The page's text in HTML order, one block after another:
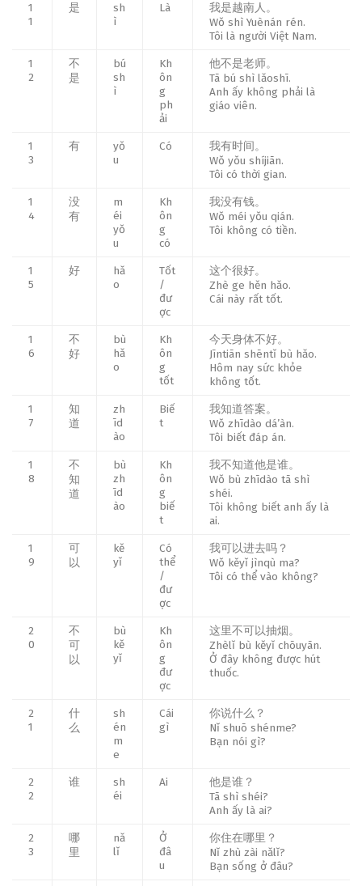
1
1
是
sh
ì
Là
我是越南人。
Wǒ shì Yuènán rén.
Tôi là người Việt Nam.
1
2
不
是
bú
sh
ì
Kh
ôn
g
ph
ải
他不是老师。
Tā bú shì lǎoshī.
Anh ấy không phải là
giáo viên.
1
3
有
yǒ
u
Có
我有时间。
Wǒ yǒu shíjiān.
Tôi có thời gian.
1
4
没
有
m
éi
yǒ
u
Kh
ôn
g
có
我没有钱。
Wǒ méi yǒu qián.
Tôi không có tiền.
1
5
好
hǎ
o
Tốt
/
đư
ợc
这个很好。
Zhè ge hěn hǎo.
Cái này rất tốt.
1
6
不
好
bù
hǎ
o
Kh
ôn
g
tốt
今天身体不好。
Jīntiān shēntǐ bù hǎo.
Hôm nay sức khỏe
không tốt.
1
7
知
道
zh
īd
ào
Biế
t
我知道答案。
Wǒ zhīdào dá’àn.
Tôi biết đáp án.
1
8
不
知
道
bù
zh
īd
ào
Kh
ôn
g
biế
t
我不知道他是谁。
Wǒ bù zhīdào tā shì
shéi.
Tôi không biết anh ấy là
ai.
1
9
可
以
kě
yǐ
Có
thể
/
đư
ợc
我可以进去吗？
Wǒ kěyǐ jìnqù ma?
Tôi có thể vào không?
2
0
不
可
以
bù
kě
yǐ
Kh
ôn
g
đư
ợc
这里不可以抽烟。
Zhèlǐ bù kěyǐ chōuyān.
Ở đây không được hút
thuốc.
2
1
什
么
sh
én
m
e
Cái
gì
你说什么？
Nǐ shuō shénme?
Bạn nói gì?
2
2
谁
sh
éi
Ai
他是谁？
Tā shì shéi?
Anh ấy là ai?
2
3
哪
里
nǎ
lǐ
Ở
đâ
u
你住在哪里？
Nǐ zhù zài nǎlǐ?
Bạn sống ở đâu?